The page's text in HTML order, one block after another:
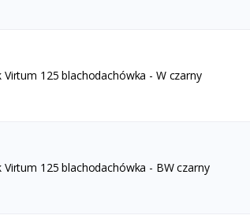
Virtum 125 blachodachówka - W czarny
Virtum 125 blachodachówka - BW czarny